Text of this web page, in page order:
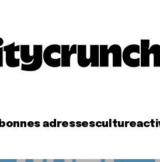
bonnes adressesculture